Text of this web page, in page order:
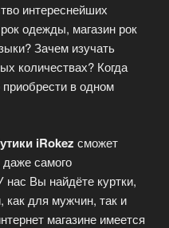
интереснейших
одежды, магазин рок
Зачем изучать
количествах? Когда
в одном
iRokez сможет
самого
нас Вы найдёте куртки,
для мужчин, так и
магазине имеется